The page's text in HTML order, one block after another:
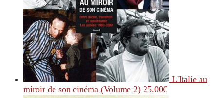
L'Italie au
miroir de son cinéma (Volume 2) 25.00€